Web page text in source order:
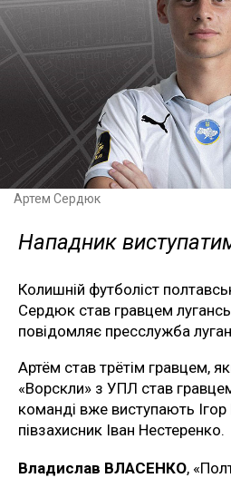
Артем Сердюк
Нападник
Колишній футболіст
Сердюк став гравцем
повідомляє пресслужба
Артём став трётім гравцем,
«Ворскли» з УПЛ став
команді вже виступають Ігор
півзахисник Іван Нестеренко.
Владислав ВЛАСЕНКО,